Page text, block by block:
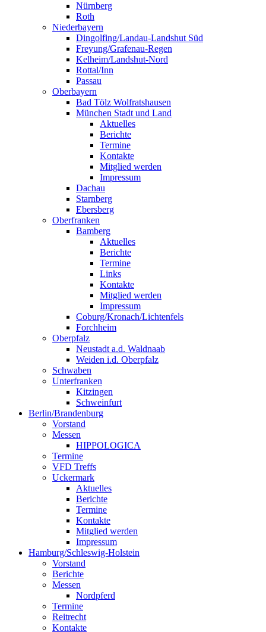
Nürnberg
Roth
Niederbayern
Dingolfing/Landau-Landshut Süd
Freyung/Grafenau-Regen
Kelheim/Landshut-Nord
Rottal/Inn
Passau
Oberbayern
Bad Tölz Wolfratshausen
München Stadt und Land
Aktuelles
Berichte
Termine
Kontakte
Mitglied werden
Impressum
Dachau
Starnberg
Ebersberg
Oberfranken
Bamberg
Aktuelles
Berichte
Termine
Links
Kontakte
Mitglied werden
Impressum
Coburg/Kronach/Lichtenfels
Forchheim
Oberpfalz
Neustadt a.d. Waldnaab
Weiden i.d. Oberpfalz
Schwaben
Unterfranken
Kitzingen
Schweinfurt
Berlin/Brandenburg
Vorstand
Messen
HIPPOLOGICA
Termine
VFD Treffs
Uckermark
Aktuelles
Berichte
Termine
Kontakte
Mitglied werden
Impressum
Hamburg/Schleswig-Holstein
Vorstand
Berichte
Messen
Nordpferd
Termine
Reitrecht
Kontakte